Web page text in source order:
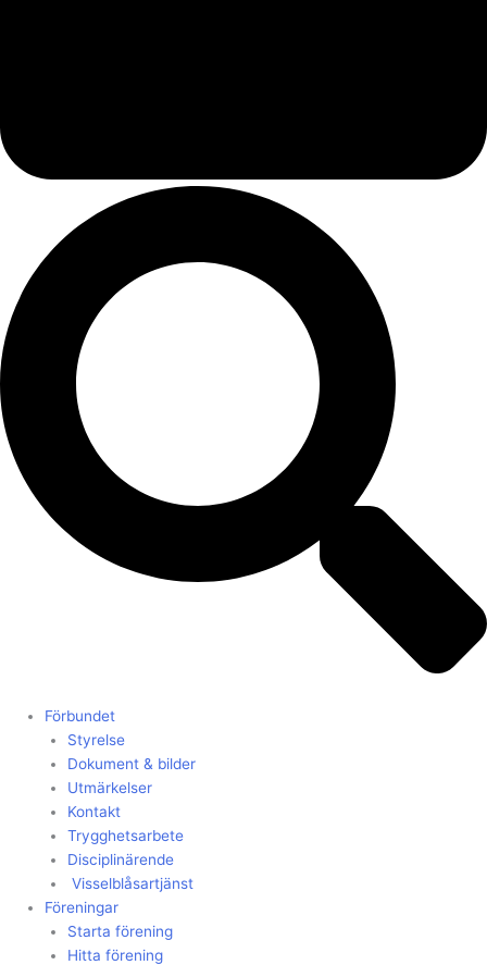
Förbundet
Styrelse
Dokument & bilder
Utmärkelser
Kontakt
Trygghetsarbete
Disciplinärende
Visselblåsartjänst
Föreningar
Starta förening
Hitta förening